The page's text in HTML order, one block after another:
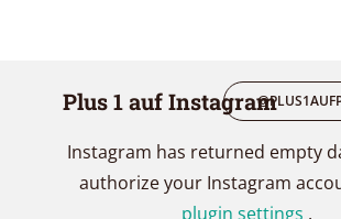
Plus 1 auf Instagram
Instagram has returned empty
authorize your Instagram
plugin settings .